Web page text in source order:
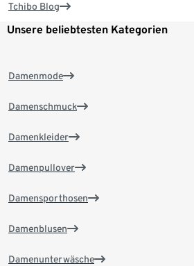
Tchibo Blog
Unsere beliebtesten Kategorien
Damenmode
Damenschmuck
Damenkleider
Damenpullover
Damensporthosen
Damenblusen
Damenunterwäsche